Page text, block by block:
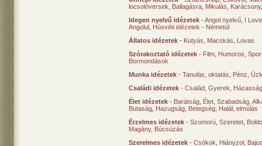
locsolóversek
Ballagásra Mikulás Karácsony
Idegen nyelvű idézetek -Angol nyelvű I
Angolul Húsvéti idézetek - Németül
Állatos idézetek - Kutyás Macskás
Lovas
Szórakoztató idézetek - Film Humoros
Bormondások
Munka idézetek - Tanulás, oktatás Pénz
Családi idézetek - Család Gyerek
Élet idézetek - Barátság Élet Szabadság
Butaság Hazugság Betegség Halál, elmúlás
Érzelmes idézetek - Szomorú Szeretet
Magány, Búcsúzás
Szerelmes idézetek - Csókok Hiányzol